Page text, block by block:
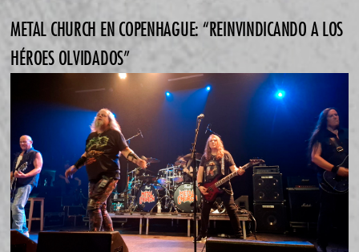
METAL CHURCH EN COPENHAGUE: “REINVINDICANDO A LOS
HÉROES OLVIDADOS”